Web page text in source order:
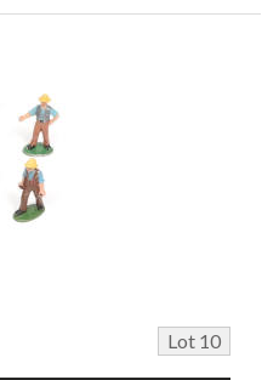
Lot 10